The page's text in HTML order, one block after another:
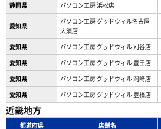
静岡県
パソコン工房 浜松店
愛知県
パソコン工房 グッドウィル名古屋
大須店
愛知県 パソコン工房 グッドウィル 刈谷店
愛知県
パソコン工房 グッドウィル 豊田店
愛知県
パソコン工房 グッドウィル 岡崎店
愛知県
パソコン工房 グッドウィル 豊橋店
近畿地方
都道府県 店舗名